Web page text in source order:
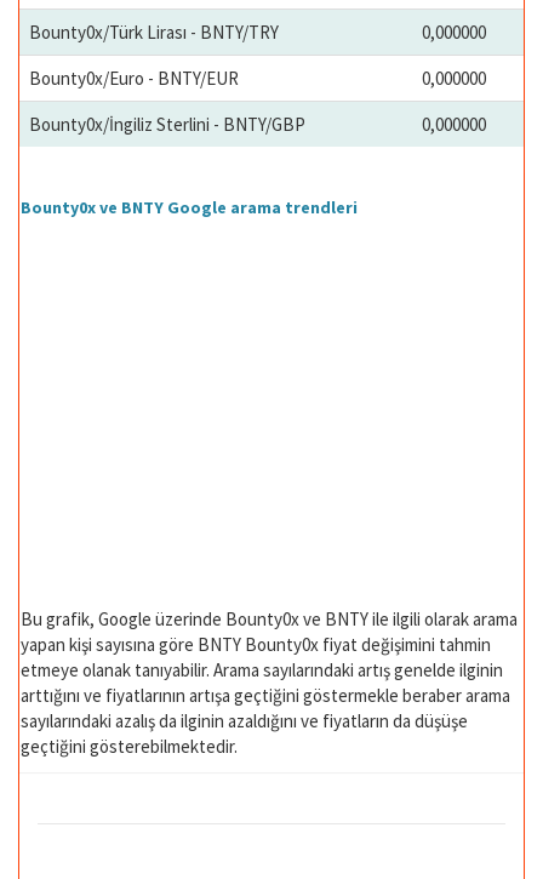
Bounty0x/Türk Lirası - BNTY/TRY
0,000000
Bounty0x/Euro - BNTY/EUR
0,000000
Bounty0x/İngiliz Sterlini - BNTY/GBP
0,000000
Bounty0x ve BNTY Google arama trendleri
Bu grafik, Google üzerinde Bounty0x ve BNTY ile ilgili olarak arama
yapan kişi sayısına göre BNTY Bounty0x fiyat değişimini tahmin
etmeye olanak tanıyabilir. Arama sayılarındaki artış genelde ilginin
arttığını ve fiyatlarının artışa geçtiğini göstermekle beraber arama
sayılarındaki azalış da ilginin azaldığını ve fiyatların da düşüşe
geçtiğini gösterebilmektedir.